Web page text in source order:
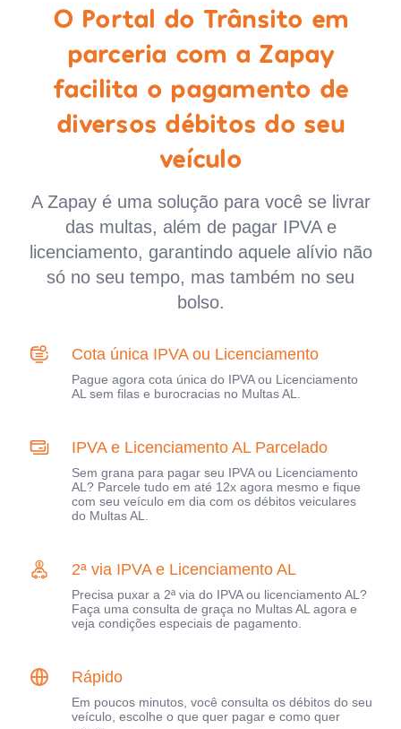
O Portal do Trânsito em
parceria com a Zapay
facilita o pagamento de
diversos débitos do seu
veículo
A Zapay é uma solução para você se livrar
das multas, além de pagar IPVA e
licenciamento, garantindo aquele alívio não
só no seu tempo, mas também no seu
bolso.
Cota única IPVA ou Licenciamento
Pague agora cota única do IPVA ou Licenciamento
AL sem filas e burocracias no Multas AL.
IPVA e Licenciamento AL Parcelado
Sem grana para pagar seu IPVA ou Licenciamento
AL? Parcele tudo em até 12x agora mesmo e fique
com seu veículo em dia com os débitos veiculares
do Multas AL.
2ª via IPVA e Licenciamento AL
Precisa puxar a 2ª via do IPVA ou licenciamento AL?
Faça uma consulta de graça no Multas AL agora e
veja condições especiais de pagamento.
Rápido
Em poucos minutos, você consulta os débitos do seu
veículo, escolhe o que quer pagar e como quer